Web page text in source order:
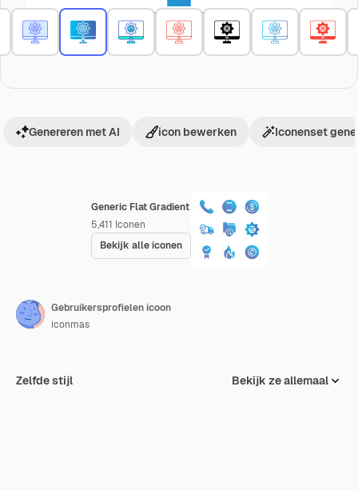
Generic Flat Gradient
5,411 Iconen
Bekijk alle iconen
Genereren met AI icon bewerken Iconenset
Gebruikersprofielen icoon
iconmas
Zelfde stijl Bekijk ze allemaal